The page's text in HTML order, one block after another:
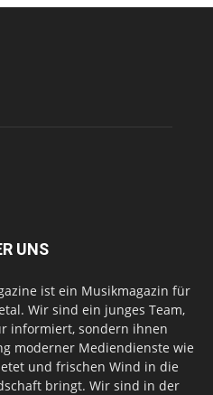
UNS
ist ein Musikmagazin für
Wir sind ein junges Team,
informiert, sondern ihnen
moderner Mediendienste wie
und frischen Wind in die
bringt. Wir sind in der